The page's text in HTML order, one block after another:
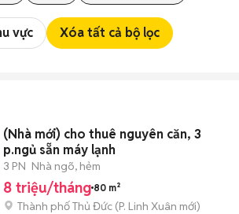
vực Xóa tất cả bộ lọc
(Nhà mới) cho thuê nguyên căn, 3
p.ngủ sẵn máy lạnh
3 PN Nhà ngõ, hẻm
8 triệu/tháng 80 m²
Thành phố Thủ Đức (P. Linh Xuân mới)